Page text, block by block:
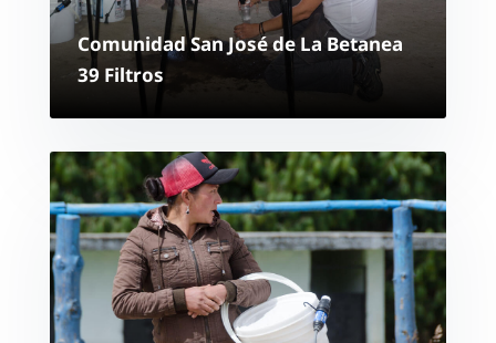
Comunidad San José de La Betanea
39 Filtros